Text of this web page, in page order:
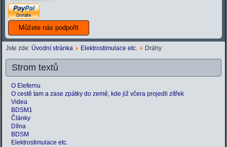
Jste zde: Úvodní stránka Elektrostimulace etc. Dráhy
Strom textů
O Elefernu
O cestě tam a zase zpátky do země, kde již včera projedli zítřek
Videa
BDSM1
Články
Dílna
BDSM
Elektrostimulace etc.